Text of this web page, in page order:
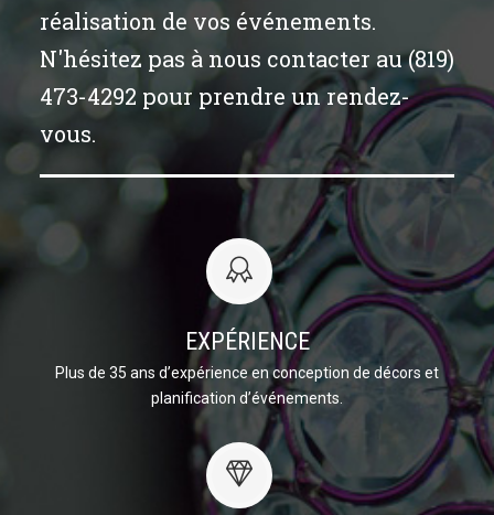
réalisation de vos événements.
N'hésitez pas à nous contacter au (819)
473-4292 pour prendre un rendez-
vous.
EXPÉRIENCE
Plus de 35 ans d’expérience en conception de décors et
planification d’événements.